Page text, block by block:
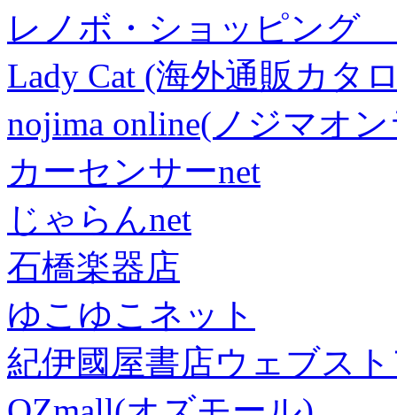
レノボ・ショッピング
Lady Cat (海外通販カタ
nojima online(ノジマオ
カーセンサーnet
じゃらんnet
石橋楽器店
ゆこゆこネット
紀伊國屋書店ウェブス